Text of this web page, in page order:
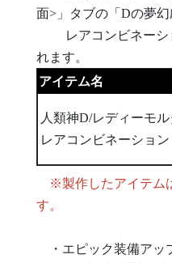
面>」タブの「Dの夢
レアコンビネーシ
れます。
アイテム名
人類神D/レディーモル
レアコンビネーション
※製作したアイテム
す。
・エピック装備アッ